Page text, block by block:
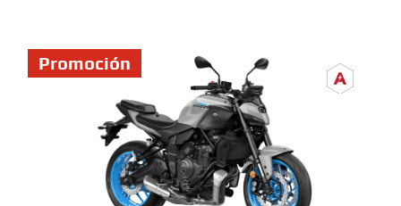
Promoción